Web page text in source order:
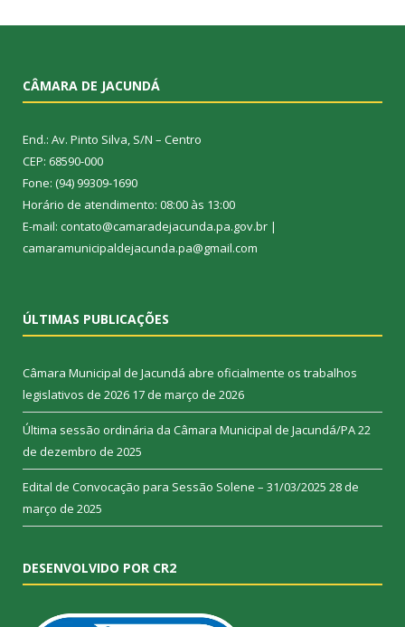
CÂMARA DE JACUNDÁ
End.: Av. Pinto Silva, S/N – Centro
CEP: 68590-000
Fone: (94) 99309-1690
Horário de atendimento: 08:00 às 13:00
E-mail: contato@camaradejacunda.pa.gov.br |
camaramunicipaldejacunda.pa@gmail.com
ÚLTIMAS PUBLICAÇÕES
Câmara Municipal de Jacundá abre oficialmente os trabalhos
legislativos de 2026 17 de março de 2026
Última sessão ordinária da Câmara Municipal de Jacundá/PA22
de dezembro de 2025
Edital de Convocação para Sessão Solene – 31/03/2025 28 de
março de 2025
DESENVOLVIDO POR CR2